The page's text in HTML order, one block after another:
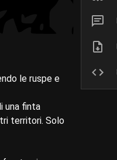
le ruspe e
una finta
territori. Solo